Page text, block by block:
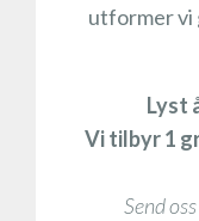
utformer vi
Lyst
Vi tilbyr 1
Send